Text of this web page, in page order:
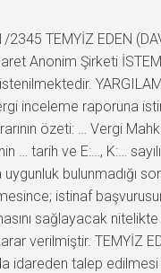
TEMYİZ EDEN
Anonim Şirketi
inceleme raporuna
özeti: … Vergi
tarih ve E:…, K:… sayılı
bulunmadığı
istinaf
sağlayacak
verilmiştir. TEMYİZ
idareden talep